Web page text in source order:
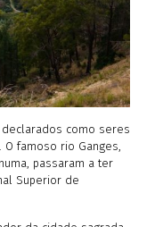
como seres
famoso rio Ganges,
passaram a ter
Superior de